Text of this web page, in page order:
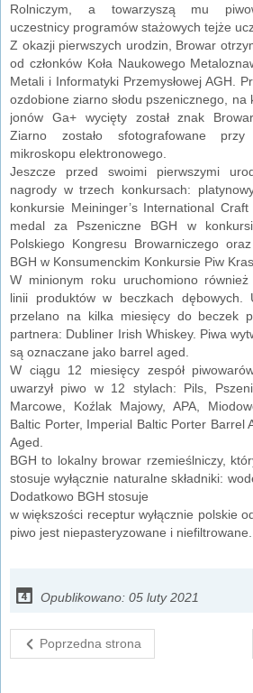
Rolniczym, a towarzyszą mu
uczestnicy programów stażowych tejże
Z okazji pierwszych urodzin, Browar
od członków Koła Naukowego
Metali i Informatyki Przemysłowej AGH.
ozdobione ziarno słodu pszenicznego,
jonów Ga+ wycięty został znak
Ziarno zostało sfotografowane przy
mikroskopu elektronowego.
Jeszcze przed swoimi pierwszymi
nagrody w trzech konkursach:
konkursie Meininger’s International
medal za Pszeniczne BGH w
Polskiego Kongresu Browarniczego
BGH w Konsumenckim Konkursie Piw
W minionym roku uruchomiono również
linii produktów w beczkach dębowych.
przelano na kilka miesięcy do beczek
partnera: Dubliner Irish Whiskey. Piwa
są oznaczane jako barrel aged.
W ciągu 12 miesięcy zespół
uwarzył piwo w 12 stylach: Pils,
Marcowe, Koźlak Majowy, APA,
Baltic Porter, Imperial Baltic Porter Barrel
Aged.
BGH to lokalny browar rzemieślniczy,
stosuje wyłącznie naturalne składniki:
Dodatkowo BGH stosuje
w większości receptur wyłącznie polskie
piwo jest niepasteryzowane i niefiltrowane.
Opublikowano: 05 luty 2021
Poprzedna strona